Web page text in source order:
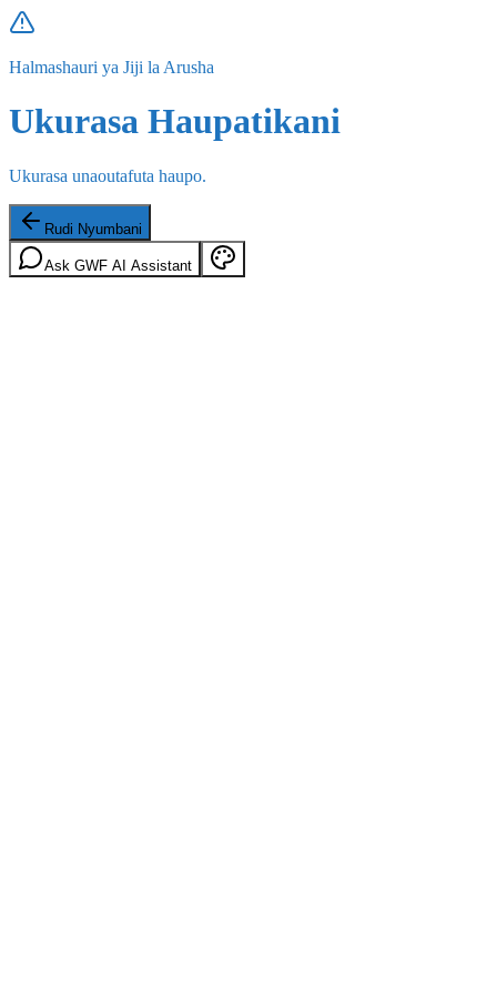
Halmashauri ya Jiji la Arusha
Ukurasa Haupatikani
Ukurasa unaoutafuta haupo.
Rudi Nyumbani
Ask GWF AI Assistant